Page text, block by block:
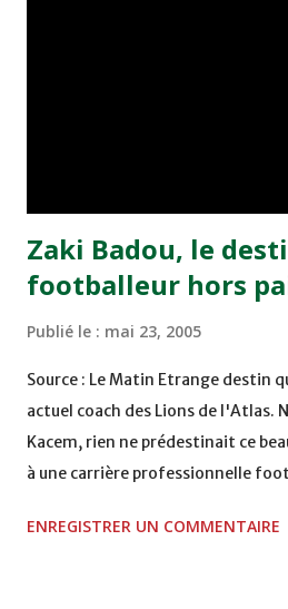
Zaki Badou, le
footballeur hors
Publié le : mai 23, 2005
Source : Le Matin Etrange destin
actuel coach des Lions de l'Atlas.
Kacem, rien ne prédestinait ce
à une carrière professionnelle
également féru des armes, le
ENREGISTRER UN COMMENTAIRE